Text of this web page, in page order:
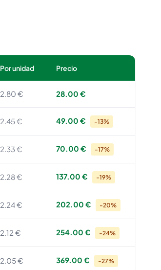
Por unidad Precio
2.80 € 28.00 €
2.45 € 49.00 € -13%
2.33 € 70.00 € -17%
2.28 € 137.00 € -19%
2.24 € 202.00 € -20%
2.12 € 254.00 € -24%
2.05 € 369.00 € -27%